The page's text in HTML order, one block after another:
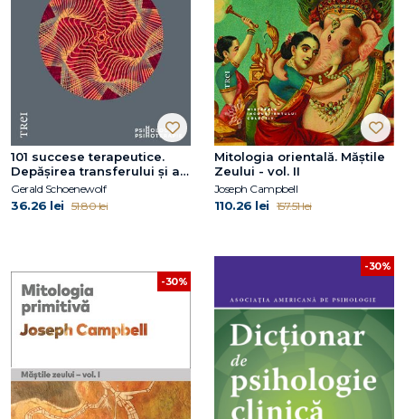
101 succese terapeutice.
Depăşirea transferului şi a
rezistenţei în psihoterapie
Gerald Schoenewolf
36.26 lei 51.80 lei
Mitologia orientală. Măștile
Zeului - vol. II
Joseph Campbell
110.26 lei 157.51 lei
-30%
-30%